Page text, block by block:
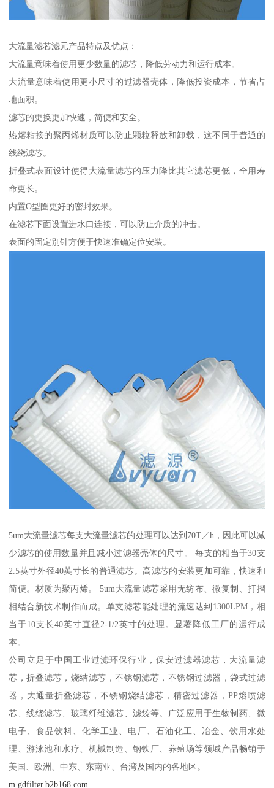
大流量滤芯滤元产品特点及优点：
大流量意味着使用更少数量的滤芯，降低劳动力和运行成本。
大流量意味着使用更小尺寸的过滤器壳体，降低投资成本，节省占
地面积。
滤芯的更换更加快速，简便和安全。
热熔粘接的聚丙烯材质可以防止颗粒释放和卸载，这不同于普通的
线绕滤芯。
折叠式表面设计使得大流量滤芯的压力降比其它滤芯更低，全用寿
命更长。
内置O型圈更好的密封效果。
在滤芯下面设置进水口连接，可以防止介质的冲击。
表面的固定别针方便于快速准确定位安装。
5um大流量滤芯每支大流量滤芯的处理可以达到70T／h，因此可以减
少滤芯的使用数量并且减小过滤器壳体的尺寸。 每支的相当于30支
2.5英寸外径40英寸长的普通滤芯。高滤芯的安装更加可靠，快速和
简便。材质为聚丙烯。 5um大流量滤芯采用无纺布、微复制、打摺
相结合新技术制作而成。单支滤芯能处理的流速达到1300LPM，相
当于10支长40英寸直径2-1/2英寸的处理。显著降低工厂的运行成
本。
公司立足于中国工业过滤环保行业，保安过滤器滤芯，大流量滤
芯，折叠滤芯，烧结滤芯，不锈钢滤芯，不锈钢过滤器，袋式过滤
器，大通量折叠滤芯，不锈钢烧结滤芯，精密过滤器，PP熔喷滤
芯、线绕滤芯、玻璃纤维滤芯、滤袋等。广泛应用于生物制药、微
电子、食品饮料、化学工业、电厂、石油化工、冶金、饮用水处
理、游泳池和水疗、机械制造、钢铁厂、养殖场等领域产品畅销于
美国、欧洲、中东、东南亚、台湾及国内的各地区。
m.gdfilter.b2b168.com